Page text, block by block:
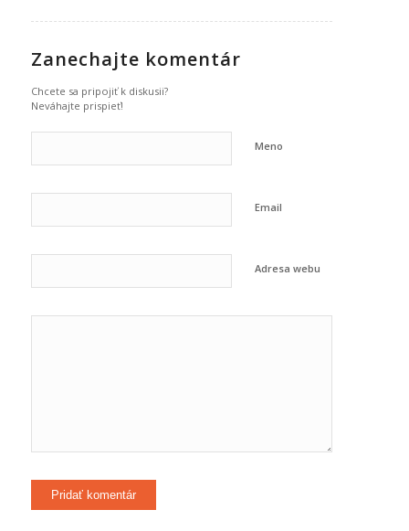
Zanechajte komentár
Chcete sa pripojiť k diskusii?
Neváhajte prispieť!
Meno
Email
Adresa webu